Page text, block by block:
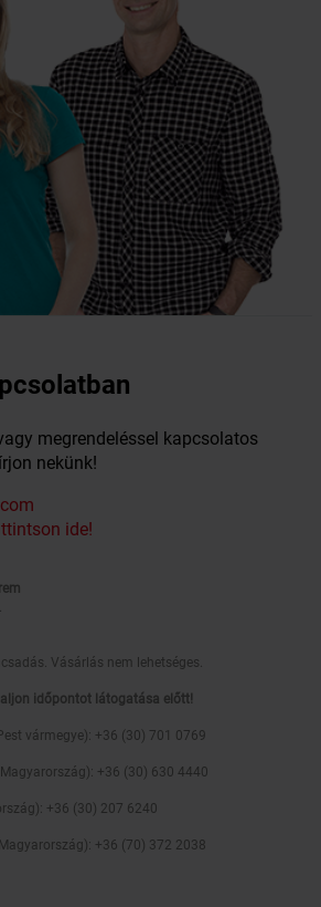
megrendeléssel kapcsolatos
nekünk!
ide!
Vásárlás nem lehetséges.
időpontot látogatása előtt!
vármegye): +36 (30) 701 0769
+36 (30) 630 4440
+36 (30) 207 6240
+36 (70) 372 2038